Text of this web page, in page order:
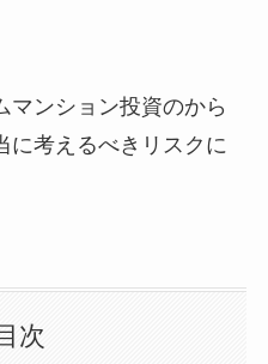
マンション投資のから
に考えるべきリスクに
次